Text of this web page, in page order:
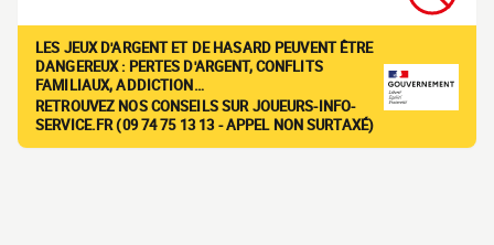
LES JEUX D'ARGENT ET DE HASARD PEUVENT ÊTRE
DANGEREUX : PERTES D'ARGENT, CONFLITS
FAMILIAUX, ADDICTION…
RETROUVEZ NOS CONSEILS SUR JOUEURS-INFO-
SERVICE.FR (09 74 75 13 13 - APPEL NON SURTAXÉ)